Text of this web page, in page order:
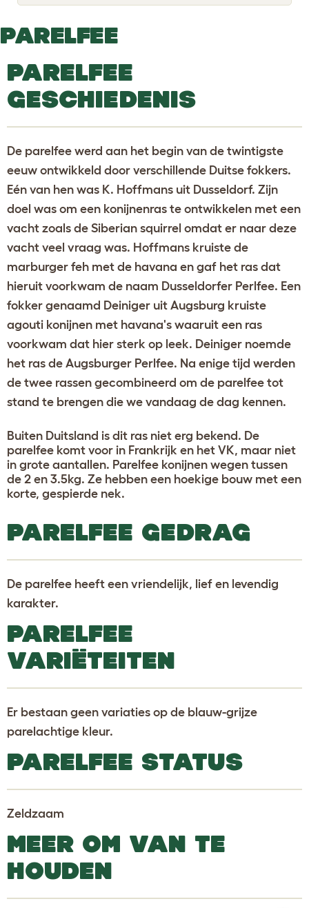
l
e
r
o
p
d
w
PARELFEE
PARELFEE
GESCHIEDENIS
De parelfee werd aan het begin van de twintigste
eeuw ontwikkeld door verschillende Duitse fokkers.
Eén van hen was K. Hoffmans uit Dusseldorf. Zijn
doel was om een konijnenras te ontwikkelen met een
vacht zoals de Siberian squirrel omdat er naar deze
vacht veel vraag was. Hoffmans kruiste de
marburger feh met de havana en gaf het ras dat
hieruit voorkwam de naam Dusseldorfer Perlfee. Een
fokker genaamd Deiniger uit Augsburg kruiste
agouti konijnen met havana's waaruit een ras
voorkwam dat hier sterk op leek. Deiniger noemde
het ras de Augsburger Perlfee. Na enige tijd werden
de twee rassen gecombineerd om de parelfee tot
stand te brengen die we vandaag de dag kennen.
Buiten Duitsland is dit ras niet erg bekend. De
parelfee komt voor in Frankrijk en het VK, maar niet
in grote aantallen. Parelfee konijnen wegen tussen
de 2 en 3.5kg. Ze hebben een hoekige bouw met een
korte, gespierde nek.
PARELFEE GEDRAG
De parelfee heeft een vriendelijk, lief en levendig
karakter.
PARELFEE
VARIËTEITEN
Er bestaan geen variaties op de blauw-grijze
parelachtige kleur.
PARELFEE STATUS
Zeldzaam
MEER OM VAN TE
HOUDEN